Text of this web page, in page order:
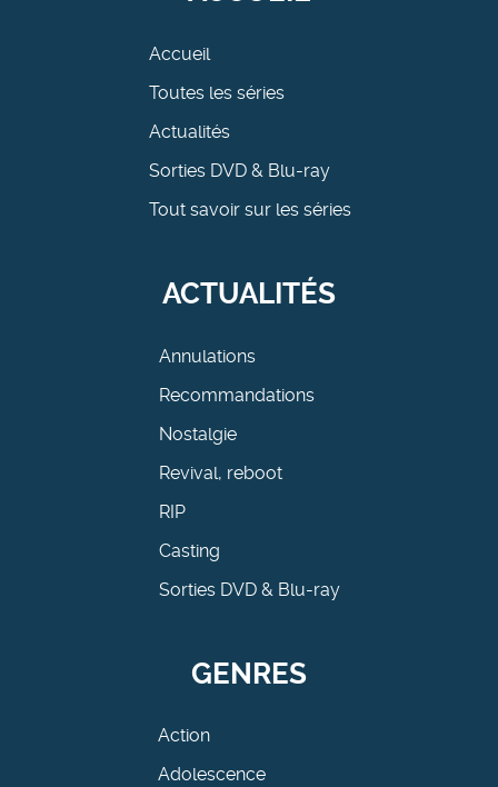
Accueil
Toutes les séries
Actualités
Sorties DVD & Blu-ray
Tout savoir sur les séries
ACTUALITÉS
Annulations
Recommandations
Nostalgie
Revival, reboot
RIP
Casting
Sorties DVD & Blu-ray
GENRES
Action
Adolescence